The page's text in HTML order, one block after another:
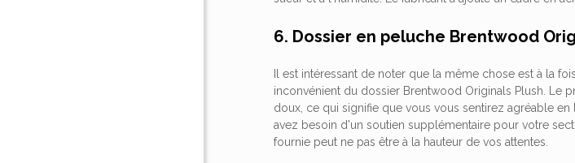
6. Dossier en peluche Brentwood
Il est intéressant de noter que la même chose est à la
inconvénient du dossier Brentwood Originals Plush. Le
doux, ce qui signifie que vous vous sentirez agréable en
avez besoin d'un soutien supplémentaire pour votre
fournie peut ne pas être à la hauteur de vos attentes.